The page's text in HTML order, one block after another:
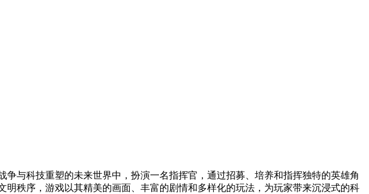
与科技重塑的未来世界中，扮演一名指挥官，通过招募、培养和指挥独特的英雄角
秩序，游戏以其精美的画面、丰富的剧情和多样化的玩法，为玩家带来沉浸式的科